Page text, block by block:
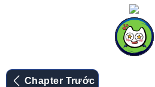
Chapter Trước